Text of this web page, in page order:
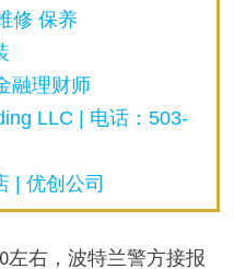
修 保养
融理财师
LLC | 电话：503-
| 优创公司
左右，波特兰警方接报